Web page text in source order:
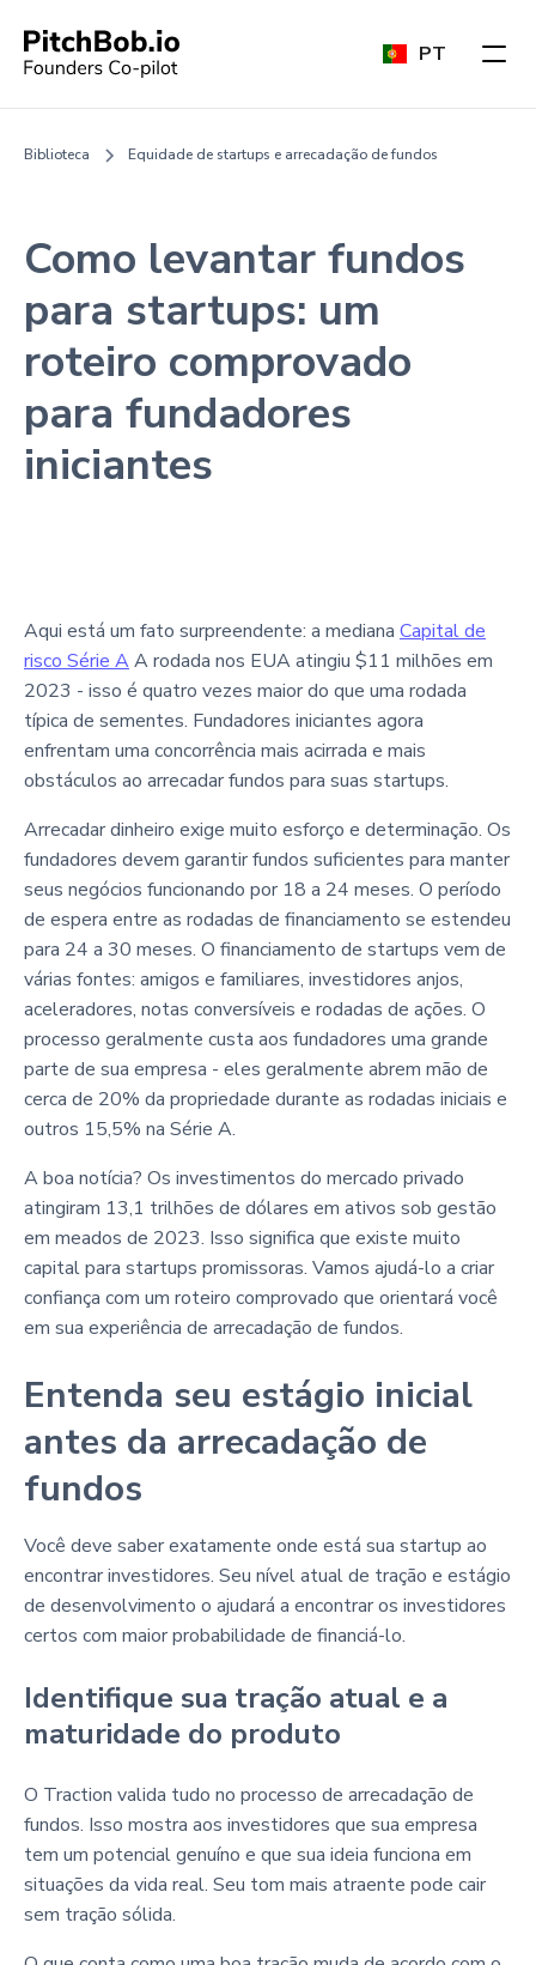
PT
Biblioteca Equidade de startups e arrecadação de fundos
Como levantar fundos
para startups: um
roteiro comprovado
para fundadores
iniciantes
Aqui está um fato surpreendente: a mediana Capital de
risco Série AA rodada nos EUA atingiu $11 milhões em
2023 - isso é quatro vezes maior do que uma rodada
típica de sementes. Fundadores iniciantes agora
enfrentam uma concorrência mais acirrada e mais
obstáculos ao arrecadar fundos para suas startups.
Arrecadar dinheiro exige muito esforço e determinação. Os
fundadores devem garantir fundos suficientes para manter
seus negócios funcionando por 18 a 24 meses. O período
de espera entre as rodadas de financiamento se estendeu
para 24 a 30 meses. O financiamento de startups vem de
várias fontes: amigos e familiares, investidores anjos,
aceleradores, notas conversíveis e rodadas de ações. O
processo geralmente custa aos fundadores uma grande
parte de sua empresa - eles geralmente abrem mão de
cerca de 20% da propriedade durante as rodadas iniciais e
outros 15,5% na Série A.
A boa notícia? Os investimentos do mercado privado
atingiram 13,1 trilhões de dólares em ativos sob gestão
em meados de 2023. Isso significa que existe muito
capital para startups promissoras. Vamos ajudá-lo a criar
confiança com um roteiro comprovado que orientará você
em sua experiência de arrecadação de fundos.
Entenda seu estágio inicial
antes da arrecadação de
fundos
Você deve saber exatamente onde está sua startup ao
encontrar investidores. Seu nível atual de tração e estágio
de desenvolvimento o ajudará a encontrar os investidores
certos com maior probabilidade de financiá-lo.
Identifique sua tração atual e a
maturidade do produto
O Traction valida tudo no processo de arrecadação de
fundos. Isso mostra aos investidores que sua empresa
tem um potencial genuíno e que sua ideia funciona em
situações da vida real. Seu tom mais atraente pode cair
sem tração sólida.